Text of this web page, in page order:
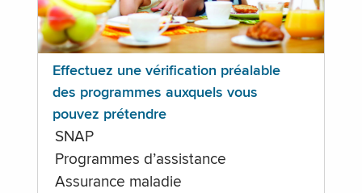
Effectuez une vérification préalable
des programmes auxquels vous
pouvez prétendre
SNAP
Programmes d’assistance
Assurance maladie